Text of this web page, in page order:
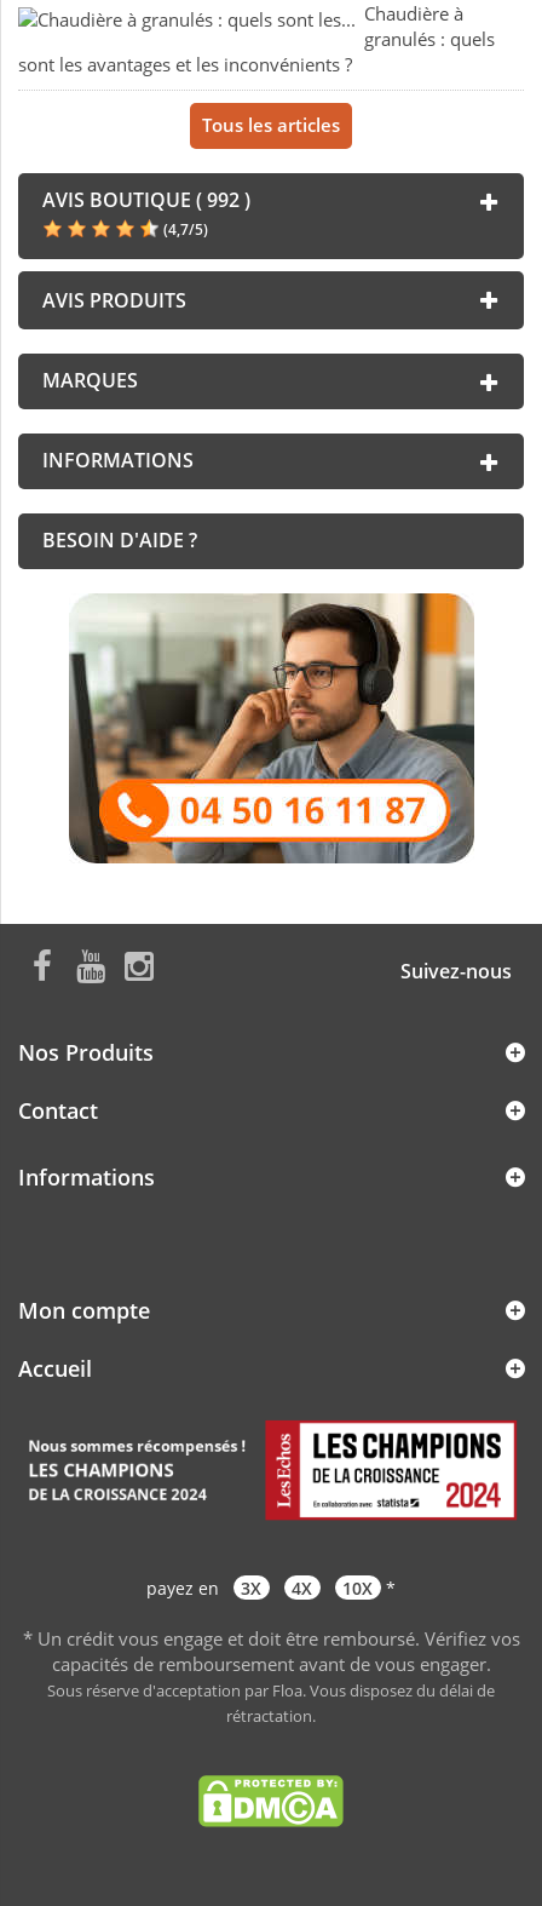
Chaudière à
granulés : quels
sont les avantages et les inconvénients ?
Tous les articles
AVIS BOUTIQUE ( 992 )
(4,7/5)
AVIS PRODUITS
MARQUES
INFORMATIONS
BESOIN D'AIDE ?
Suivez-nous
Nos Produits
Contact
Informations
Mon compte
Accueil
payez en 3X 4X 10X *
* Un crédit vous engage et doit être remboursé. Vérifiez vos
capacités de remboursement avant de vous engager.
Sous réserve d'acceptation par Floa. Vous disposez du délai de
rétractation.